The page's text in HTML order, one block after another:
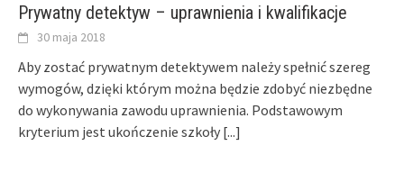
Prywatny detektyw – uprawnienia i kwalifikacje
30 maja 2018
Aby zostać prywatnym detektywem należy spełnić szereg
wymogów, dzięki którym można będzie zdobyć niezbędne
do wykonywania zawodu uprawnienia. Podstawowym
kryterium jest ukończenie szkoły [...]